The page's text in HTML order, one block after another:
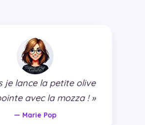
je lance la petite olive
avec la mozza ! »
— Marie Pop